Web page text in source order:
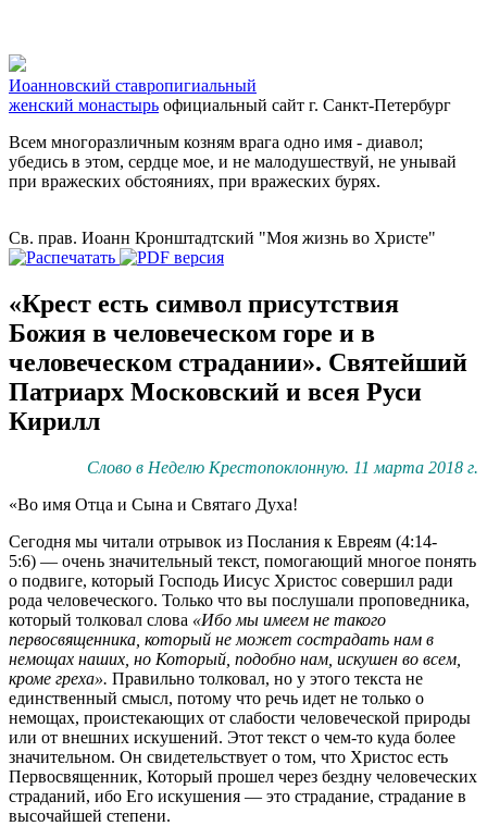
Иоанновский ставропигиальный
женский монастырь официальный сайт г. Санкт-Петербург
Всем многоразличным козням врага одно имя - диавол;
убедись в этом, сердце мое, и не малодушествуй, не унывай
при вражеских обстояниях, при вражеских бурях.
Св. прав. Иоанн Кронштадтский "Моя жизнь во Христе"
«Крест есть символ присутствия
Божия в человеческом горе и в
человеческом страдании». Святейший
Патриарх Московский и всея Руси
Кирилл
Слово в Неделю Крестопоклонную. 11 марта 2018 г.
«Во имя Отца и Сына и Святаго Духа!
Сегодня мы читали отрывок из Послания к Евреям (4:14-
5:6) — очень значительный текст, помогающий многое понять
о подвиге, который Господь Иисус Христос совершил ради
рода человеческого. Только что вы послушали проповедника,
который толковал слова «Ибо мы имеем не такого
первосвященника, который не может сострадать нам в
немощах наших, но Который, подобно нам, искушен во всем,
кроме греха». Правильно толковал, но у этого текста не
единственный смысл, потому что речь идет не только о
немощах, проистекающих от слабости человеческой природы
или от внешних искушений. Этот текст о чем-то куда более
значительном. Он свидетельствует о том, что Христос есть
Первосвященник, Который прошел через бездну человеческих
страданий, ибо Его искушения — это страдание, страдание в
высочайшей степени.